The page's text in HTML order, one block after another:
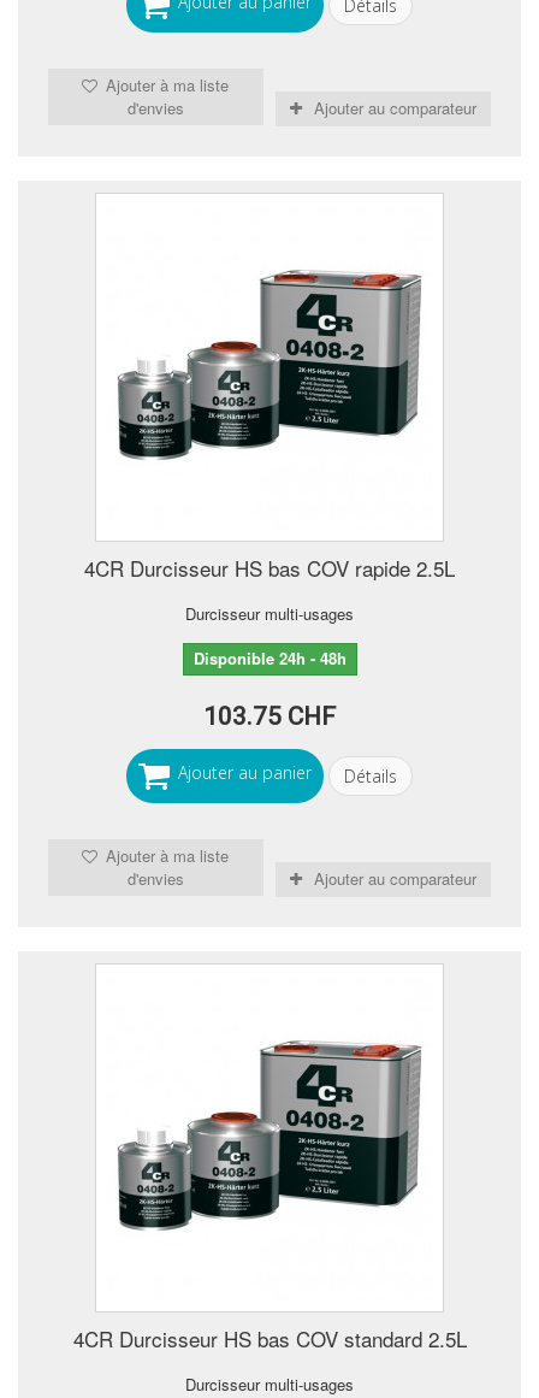
Détails
Ajouter à ma liste
d'envies
Ajouter au comparateur
4CR Durcisseur HS bas COV rapide 2.5L
Durcisseur multi-usages
Disponible 24h - 48h
103.75 CHF
Ajouter au panier Détails
Ajouter à ma liste
d'envies
Ajouter au comparateur
4CR Durcisseur HS bas COV standard 2.5L
Durcisseur multi-usages